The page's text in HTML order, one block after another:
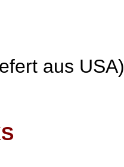
aus USA)